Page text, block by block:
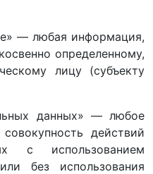
— любая информация,
определенному,
лицу (субъекту
данных» — любое
действий
с использованием
без использования